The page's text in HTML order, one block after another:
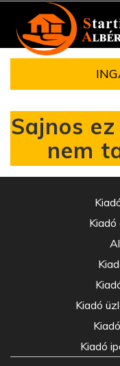
Sajnos
nem
Kiadó
Kiadó